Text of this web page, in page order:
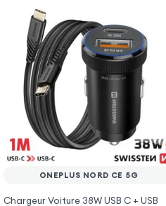
ONEPLUS NORD CE 5G
Chargeur Voiture 38W USB C + USB